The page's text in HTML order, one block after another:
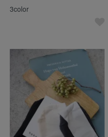
3color